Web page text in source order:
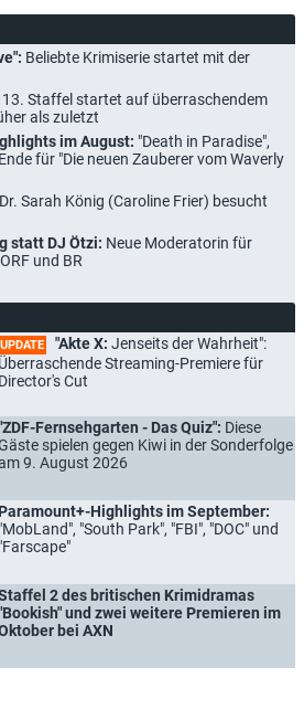
Beliebte Krimiserie startet mit der
13. Staffel startet auf überraschendem
als zuletzt
im August: "Death in Paradise",
für "Die neuen Zauberer vom Waverly
Dr. Sarah König (Caroline Frier) besucht
statt DJ Ötzi: Neue Moderatorin für
und BR
UPDATE "Akte X: Jenseits der Wahrheit":
Überraschende Streaming-Premiere für
Director's Cut
Fernsehgarten - Das Quiz": Diese
spielen gegen Kiwi in der Sonderfolge
9. August 2026
Paramount+-Highlights im September:
"MobLand", "South Park", "FBI", "DOC" und
"Farscape"
2 des britischen Krimidramas
und zwei weitere Premieren im
bei AXN